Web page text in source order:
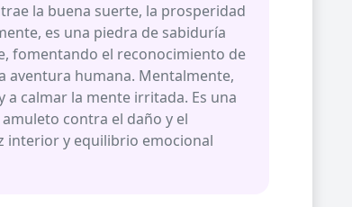
la buena suerte, la prosperidad
es una piedra de sabiduría
fomentando el reconocimiento de
aventura humana. Mentalmente,
calmar la mente irritada. Es una
contra el daño y el
interior y equilibrio emocional